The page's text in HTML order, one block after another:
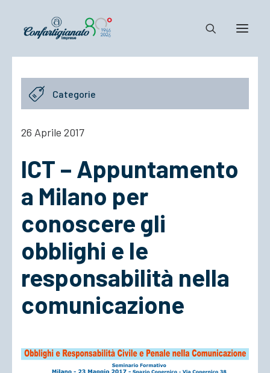
Notizie e Documenti
Confartigianato
Cosa Facciamo
ACCEDI
Categorie
26 Aprile 2017
ICT – Appuntamento
a Milano per
conoscere gli
obblighi e le
responsabilità nella
comunicazione